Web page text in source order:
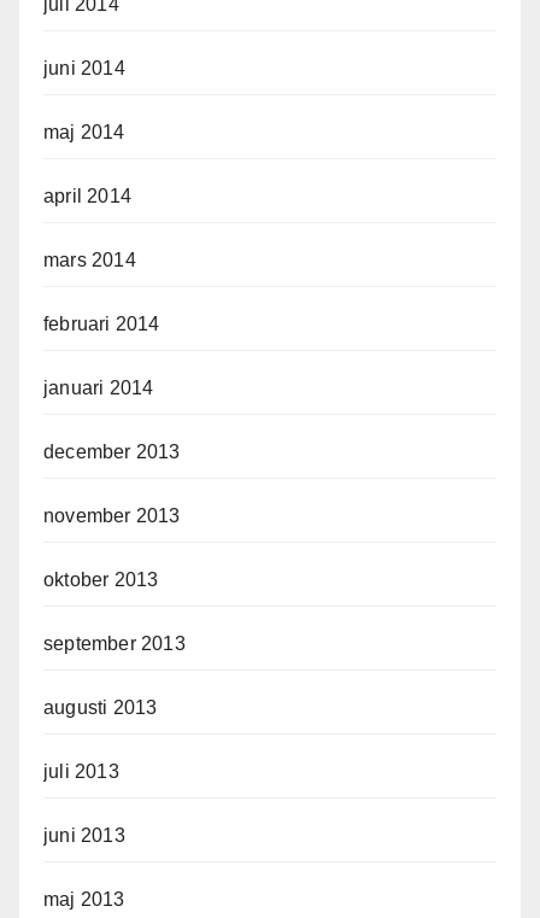
juli 2014
juni 2014
maj 2014
april 2014
mars 2014
februari 2014
januari 2014
december 2013
november 2013
oktober 2013
september 2013
augusti 2013
juli 2013
juni 2013
maj 2013